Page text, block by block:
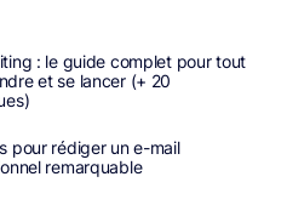
: le guide complet pour tout
et se lancer (+ 20
pour rédiger un e-mail
remarquable